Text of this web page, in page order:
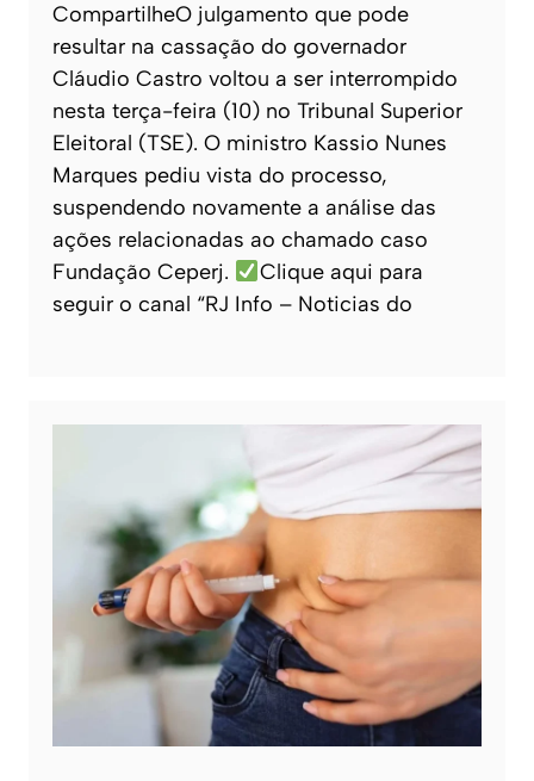
CompartilheO julgamento que pode
resultar na cassação do governador
Cláudio Castro voltou a ser interrompido
nesta terça-feira (10) no Tribunal Superior
Eleitoral (TSE). O ministro Kassio Nunes
Marques pediu vista do processo,
suspendendo novamente a análise das
ações relacionadas ao chamado caso
Fundação Ceperj.
Clique aqui para
seguir o canal “RJ Info – Noticias do